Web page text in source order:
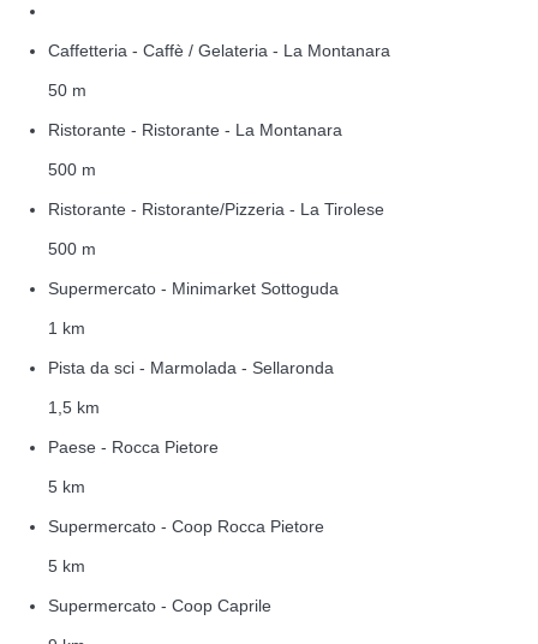
Caffetteria - Caffè / Gelateria - La Montanara
50 m
Ristorante - Ristorante - La Montanara
500 m
Ristorante - Ristorante/Pizzeria - La Tirolese
500 m
Supermercato - Minimarket Sottoguda
1 km
Pista da sci - Marmolada - Sellaronda
1,5 km
Paese - Rocca Pietore
5 km
Supermercato - Coop Rocca Pietore
5 km
Supermercato - Coop Caprile